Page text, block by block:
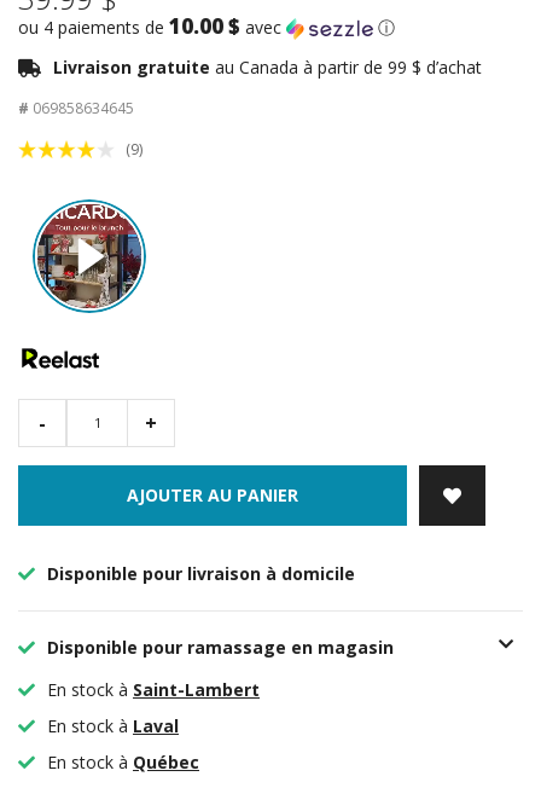
ou 4 paiements de 10.00 $ avec
ⓘ
Livraison gratuite au Canada à partir de 99 $ d’achat
# 069858634645
(9)
- +
AJOUTER AU PANIER
Disponible pour livraison à domicile
Disponible pour ramassage en magasin
En stock à Saint-Lambert
En stock à Laval
En stock à Québec